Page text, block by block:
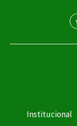
Institucional